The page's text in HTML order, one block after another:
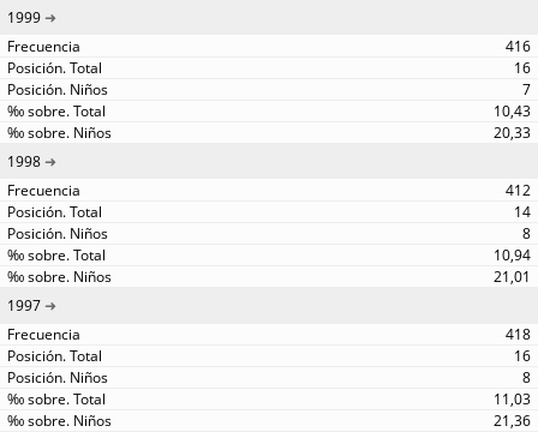
1999
416
16
7
10,43
20,33
1998
412
14
8
10,94
21,01
1997
418
16
8
11,03
21,36